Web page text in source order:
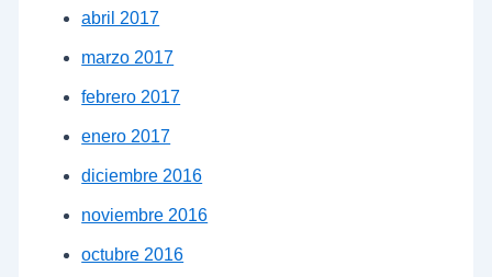
abril 2017
marzo 2017
febrero 2017
enero 2017
diciembre 2016
noviembre 2016
octubre 2016